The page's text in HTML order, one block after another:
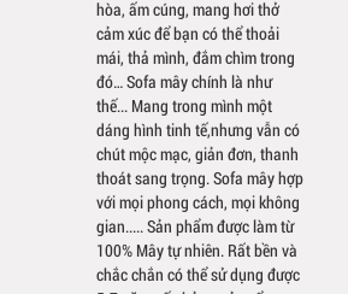
hòa, ấm cúng, mang hơi thở
cảm xúc để bạn có thể thoải
mái, thả mình, đắm chìm trong
đó… Sofa mây chính là như
thế... Mang trong mình một
dáng hình tinh tế,nhưng vẫn có
chút mộc mạc, giản đơn, thanh
thoát sang trọng. Sofa mây hợp
với mọi phong cách, mọi không
gian..... Sản phẩm được làm từ
100% Mây tự nhiên. Rất bền và
chắc chắn có thể sử dụng được